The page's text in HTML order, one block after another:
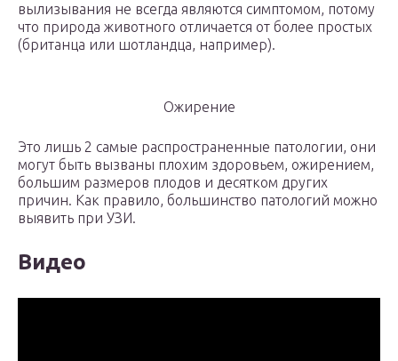
вылизывания не всегда являются симптомом, потому
что природа животного отличается от более простых
(британца или шотландца, например).
Ожирение
Это лишь 2 самые распространенные патологии, они
могут быть вызваны плохим здоровьем, ожирением,
большим размеров плодов и десятком других
причин. Как правило, большинство патологий можно
выявить при УЗИ.
Видео